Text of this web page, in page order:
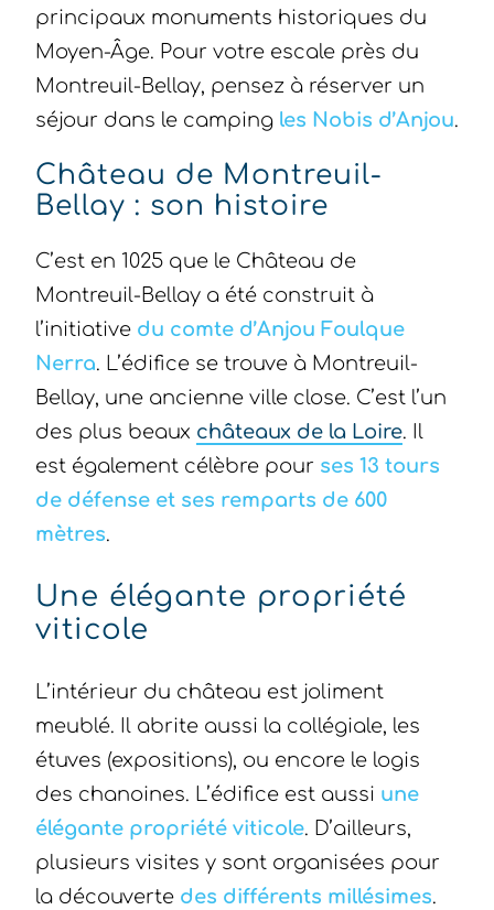
principaux monuments historiques du
Moyen-Âge. Pour votre escale près du
Montreuil-Bellay, pensez à réserver un
séjour dans le camping les Nobis d’Anjou.
Château de Montreuil-
Bellay : son histoire
C’est en 1025 que le Château de
Montreuil-Bellay a été construit à
l’initiative du comte d’Anjou Foulque
Nerra. L’édifice se trouve à Montreuil-
Bellay, une ancienne ville close. C’est l’un
des plus beaux châteaux de la Loire. Il
est également célèbre pour ses 13 tours
de défense et ses remparts de 600
mètres.
Une élégante propriété
viticole
L’intérieur du château est joliment
meublé. Il abrite aussi la collégiale, les
étuves (expositions), ou encore le logis
des chanoines. L’édifice est aussi une
élégante propriété viticole. D’ailleurs,
plusieurs visites y sont organisées pour
la découverte des différents millésimes.